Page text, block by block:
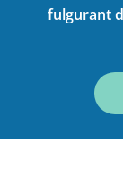
fulgurant